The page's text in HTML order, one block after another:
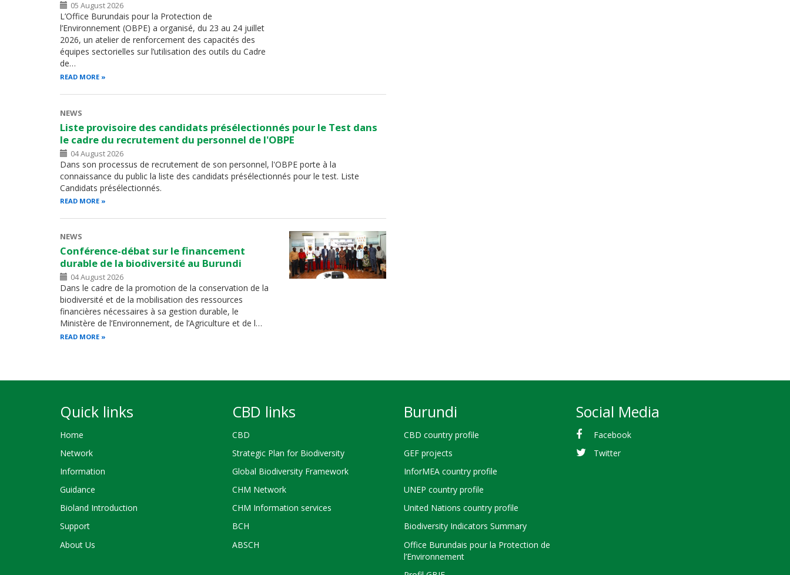
05 August 2026
L’Office Burundais pour la Protection de
l’Environnement (OBPE) a organisé, du 23 au 24 juillet
2026, un atelier de renforcement des capacités des
équipes sectorielles sur l’utilisation des outils du Cadre
de…
READ MORE
NEWS
Liste provisoire des candidats présélectionnés pour le Test dans
le cadre du recrutement du personnel de l'OBPE
04 August 2026
Dans son processus de recrutement de son personnel, l'OBPE porte à la
connaissance du public la liste des candidats présélectionnés pour le test. Liste
Candidats présélectionnés.
READ MORE
NEWS
Conférence-débat sur le financement
durable de la biodiversité au Burundi
04 August 2026
Dans le cadre de la promotion de la conservation de la
biodiversité et de la mobilisation des ressources
financières nécessaires à sa gestion durable, le
Ministère de l’Environnement, de l’Agriculture et de l…
READ MORE
Quick links
Home
Network
Information
Guidance
Bioland Introduction
Support
About Us
CBD links
CBD
Strategic Plan for Biodiversity
Global Biodiversity Framework
CHM Network
CHM Information services
BCH
ABSCH
Burundi
CBD country profile
GEF projects
InforMEA country profile
UNEP country profile
United Nations country profile
Biodiversity Indicators Summary
Office Burundais pour la Protection de
l’Environnement
Social Media
Facebook
Twitter